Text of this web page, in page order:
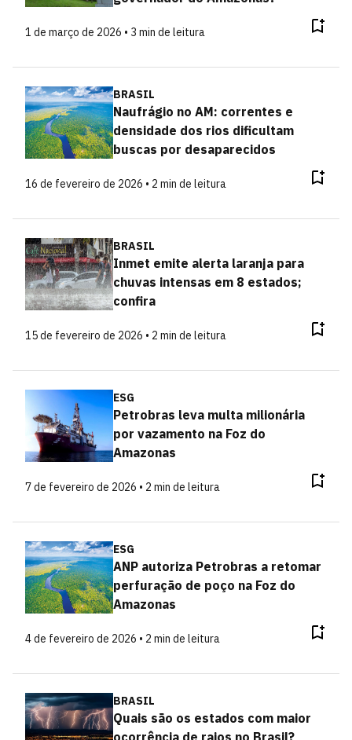
1 de março de 2026 • 3 min de leitura
BRASIL
Naufrágio no AM: correntes e
densidade dos rios dificultam
buscas por desaparecidos
16 de fevereiro de 2026 • 2 min de leitura
BRASIL
Inmet emite alerta laranja para
chuvas intensas em 8 estados;
confira
15 de fevereiro de 2026 • 2 min de leitura
ESG
Petrobras leva multa milionária
por vazamento na Foz do
Amazonas
7 de fevereiro de 2026 • 2 min de leitura
ESG
ANP autoriza Petrobras a retomar
perfuração de poço na Foz do
Amazonas
4 de fevereiro de 2026 • 2 min de leitura
BRASIL
Quais são os estados com maior
ocorrência de raios no Brasil?